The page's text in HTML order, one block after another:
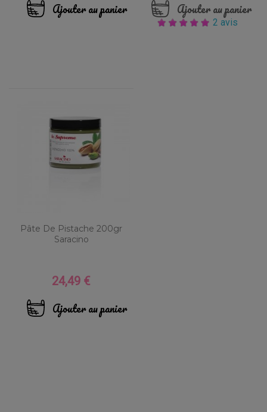
Ajouter au panier Ajouter au panier
2 avis
Pâte De Pistache 200gr
Saracino
Prix
24,49 €
Ajouter au panier